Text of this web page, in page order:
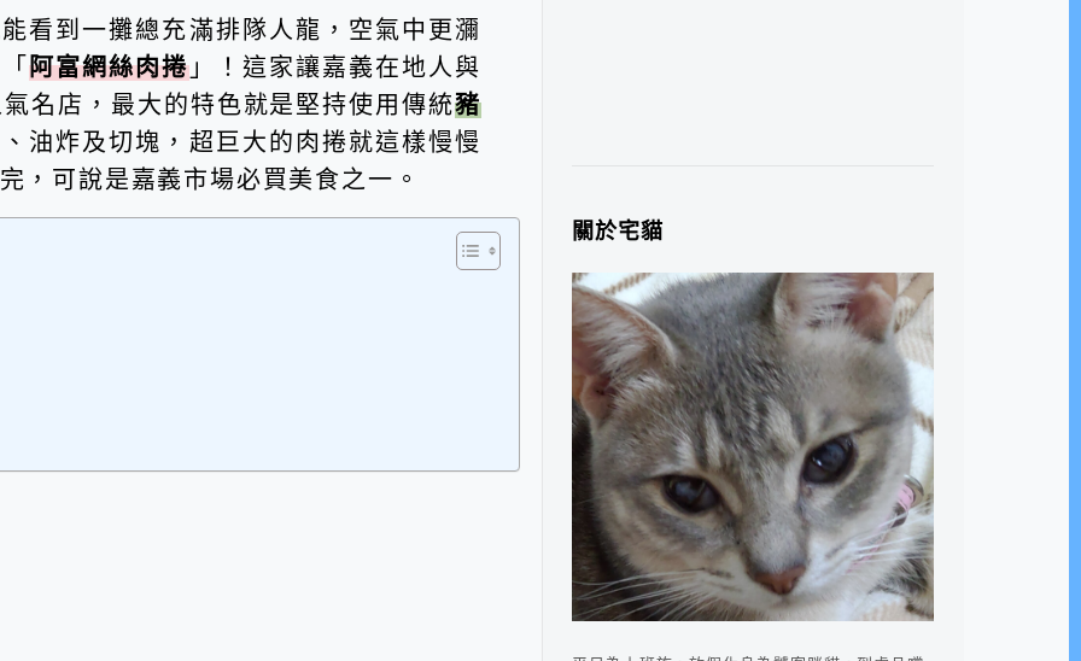
看到一攤總充滿排隊人龍，空氣中更瀰
阿富網絲肉捲」！這家讓嘉義在地人與
名店，最大的特色就是堅持使用傳統豬
油炸及切塊，超巨大的肉捲就這樣慢慢
，可說是嘉義市場必買美食之一。
關於宅貓